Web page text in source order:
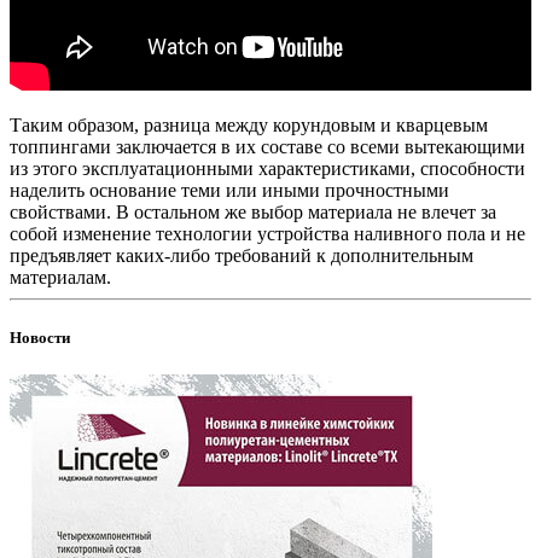
Таким образом, разница между корундовым и кварцевым
топпингами заключается в их составе со всеми вытекающими
из этого эксплуатационными характеристиками, способности
наделить основание теми или иными прочностными
свойствами. В остальном же выбор материала не влечет за
собой изменение технологии устройства наливного пола и не
предъявляет каких-либо требований к дополнительным
материалам.
Новости